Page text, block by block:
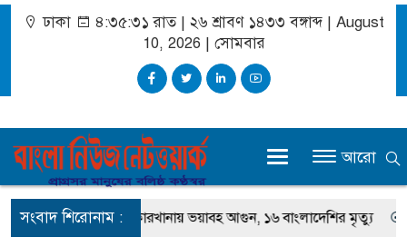
ঢাকা ৪:৩৫:৩১ রাত| ২৬ শ্রাবণ ১৪৩৩ বঙ্গাব্দ | August
10, 2026 | সোমবার
আরো
সংবাদ শিরোনাম :
আরবে সোফা কারখানায় ভয়াবহ আগুন, ১৬ বাংলাদেশির মৃত্যু